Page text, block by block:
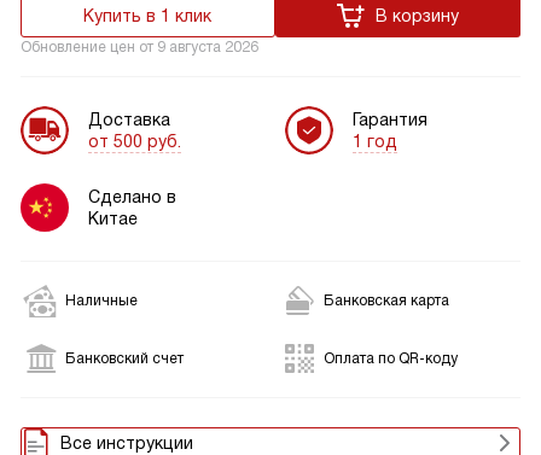
Купить в 1 клик В корзину
Обновление цен от 9 августа 2026
Доставка
от 500 руб.
Гарантия
1 год
Сделано в
Китае
Наличные Банковская карта
Банковский счет Оплата по QR-коду
Все инструкции